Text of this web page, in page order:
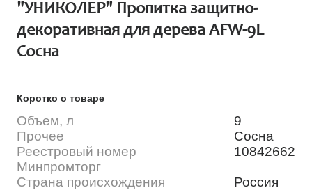
"УНИКОЛЕР" Пропитка защитно-
декоративная для дерева AFW-9L
Сосна
Коротко о товаре
Объем, л
9
Прочее
Сосна
Реестровый номер
Минпромторг
10842662
Страна происхождения Россия